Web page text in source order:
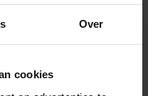
Over
cookies
Ons doel is
openbaar vervoer
zijn we weer